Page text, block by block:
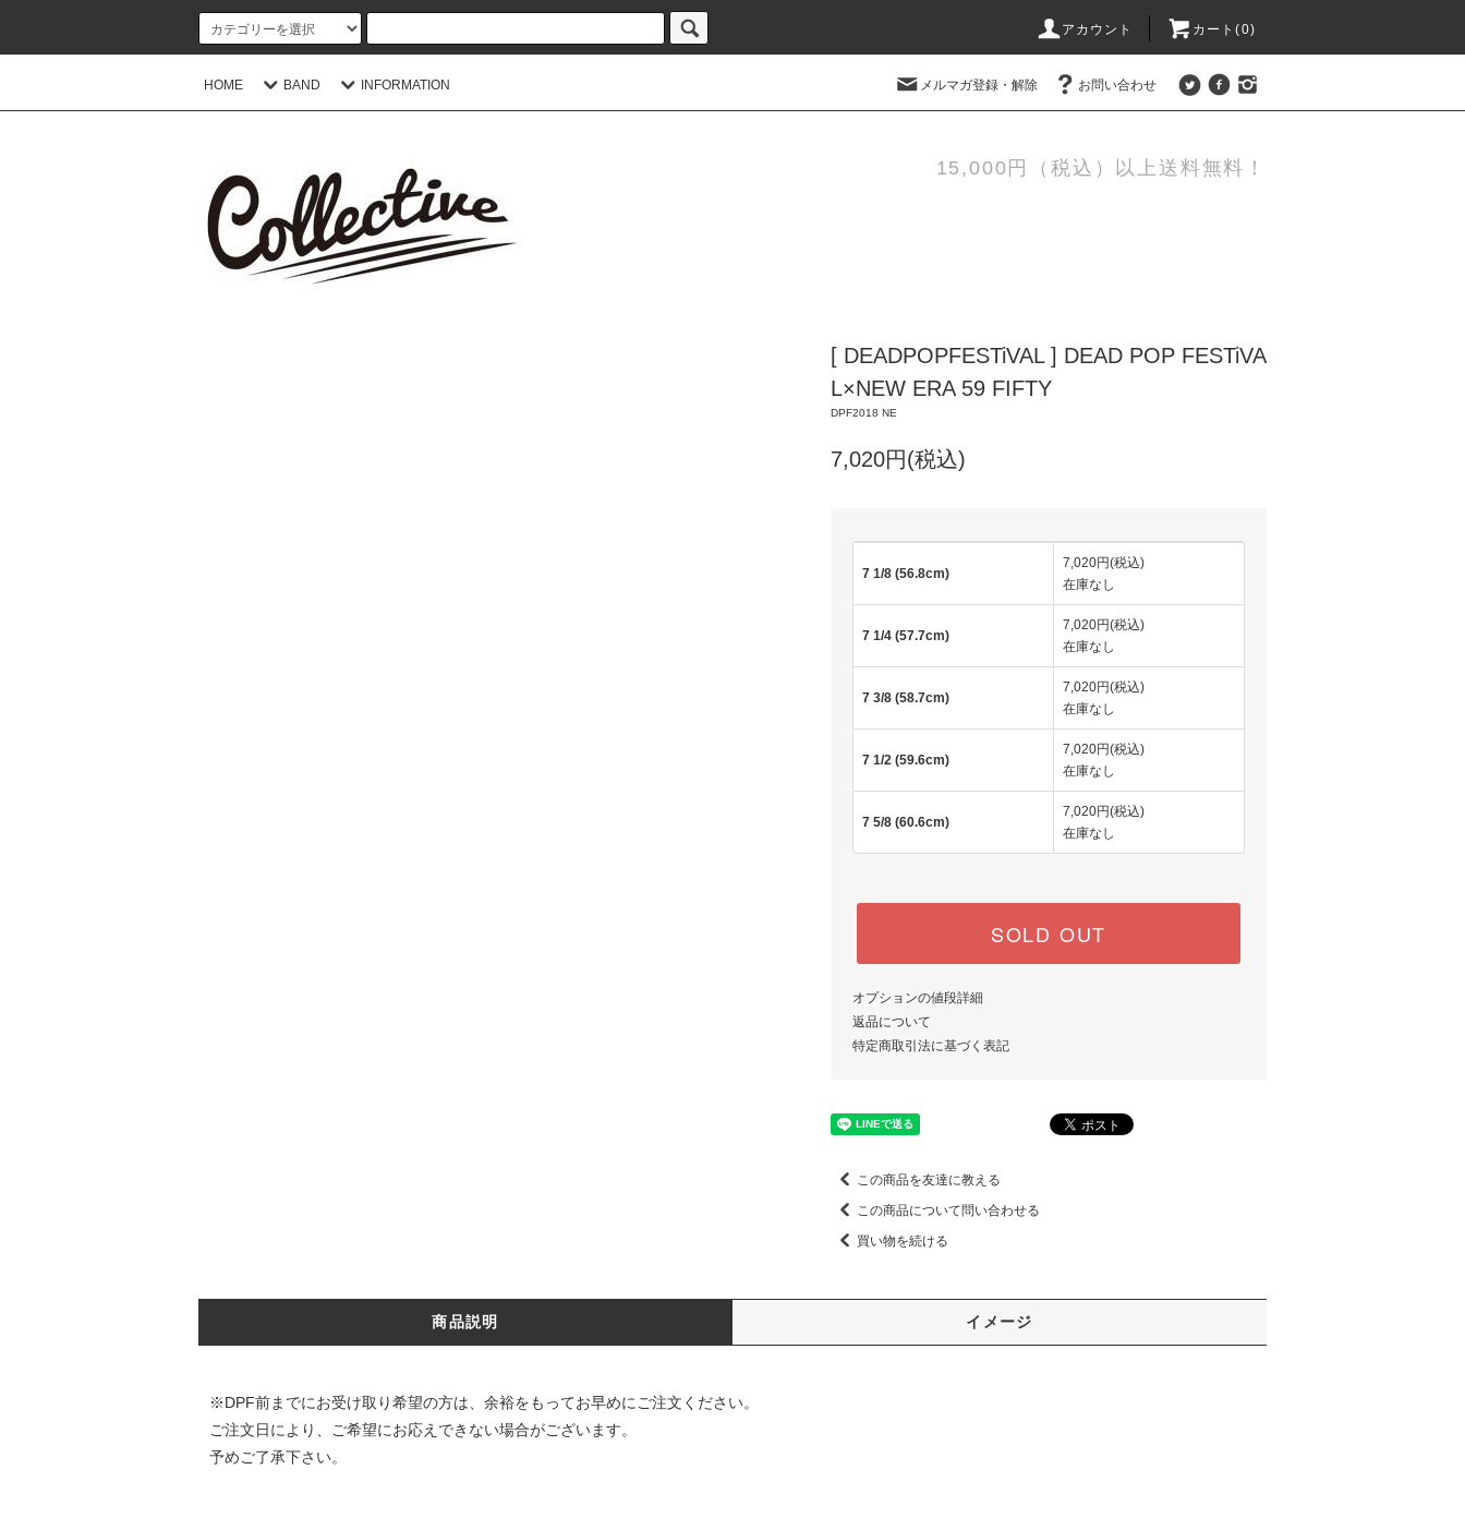
アカウント カート(0)
HOME BAND INFORMATION メルマガ登録・解除 お問い合わせ
15,000円（税込）以上送料無料！
[ DEADPOPFESTiVAL ] DEAD POP FESTiVA
L×NEW ERA 59 FIFTY
DPF2018 NE
7,020円(税込)
7 1/8 (56.8cm)
7,020円(税込)
在庫なし
7 1/4 (57.7cm)
7,020円(税込)
在庫なし
7 3/8 (58.7cm)
7,020円(税込)
在庫なし
7 1/2 (59.6cm)
7,020円(税込)
在庫なし
7 5/8 (60.6cm)
7,020円(税込)
在庫なし
SOLD OUT
オプションの値段詳細
返品について
特定商取引法に基づく表記
この商品を友達に教える
この商品について問い合わせる
買い物を続ける
商品説明 イメージ
※DPF前までにお受け取り希望の方は、余裕をもってお早めにご注文ください。
ご注文日により、ご希望にお応えできない場合がございます。
予めご了承下さい。